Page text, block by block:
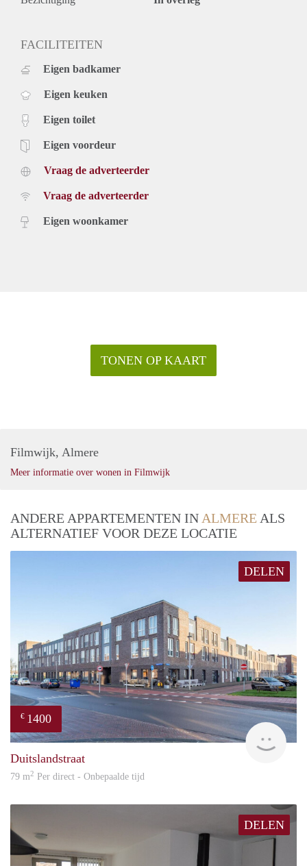
FACILITEITEN
Eigen badkamer
Eigen keuken
Eigen toilet
Eigen voordeur
Vraag de adverteerder
Vraag de adverteerder
Eigen woonkamer
TONEN OP KAART
Filmwijk, Almere
Meer informatie over wonen in Filmwijk
ANDERE APPARTEMENTEN IN ALMERE ALS
ALTERNATIEF VOOR DEZE LOCATIE
DELEN
€ 1400
Duitslandstraat
79 m2 Per direct - Onbepaalde tijd
DELEN